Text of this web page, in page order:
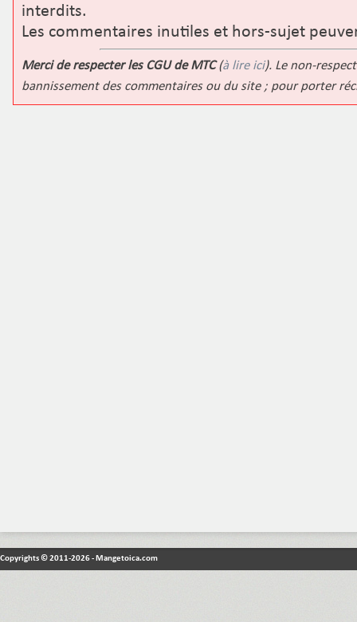
interdits.
Les commentaires inutiles et hors-sujet
Merci de respecter les CGU de MTC(à lire ici). Le non-
bannissement des commentaires ou du site ; pour porter
Copyrights © 2011-2026 - Mangetoica.com